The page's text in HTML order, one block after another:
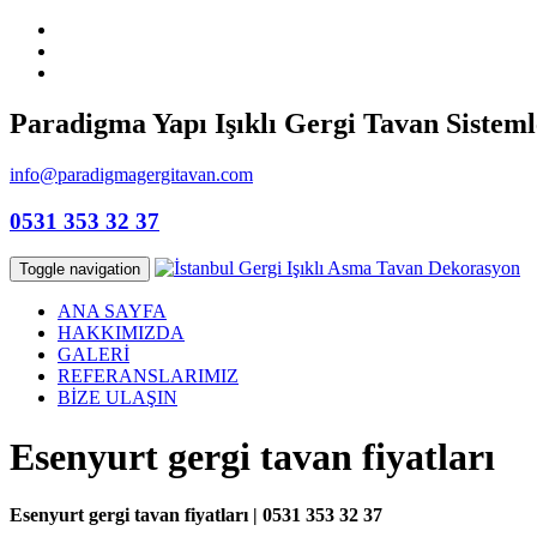
Paradigma Yapı Işıklı Gergi Tavan
info@paradigmagergitavan.com
0531 353 32 37
Toggle navigation
ANA SAYFA
HAKKIMIZDA
GALERİ
REFERANSLARIMIZ
BİZE ULAŞIN
Esenyurt gergi tavan fiyatları
Esenyurt gergi tavan fiyatları | 0531 353 32 37